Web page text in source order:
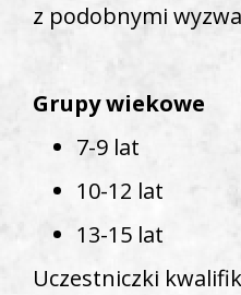
z podobnymi
Grupy wiekowe
7-9 lat
10-12 lat
13-15 lat
Uczestniczki